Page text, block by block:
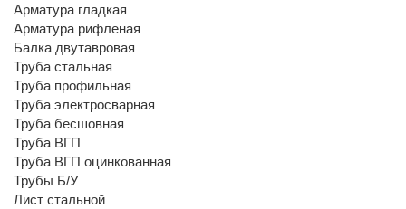
Арматура гладкая
Арматура рифленая
Балка двутавровая
Труба стальная
Труба профильная
Труба электросварная
Труба бесшовная
Труба ВГП
Труба ВГП оцинкованная
Трубы Б/У
Лист стальной